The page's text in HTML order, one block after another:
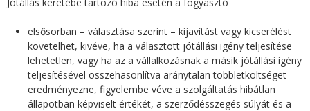
elsősorban – választása szerint – kijavítást vagy kicserélést
követelhet, kivéve, ha a választott jótállási igény teljesítése
lehetetlen, vagy ha az a vállalkozásnak a másik jótállási igény
teljesítésével összehasonlítva aránytalan többletköltséget
eredményezne, figyelembe véve a szolgáltatás hibátlan
állapotban képviselt értékét, a szerződésszegés súlyát és a